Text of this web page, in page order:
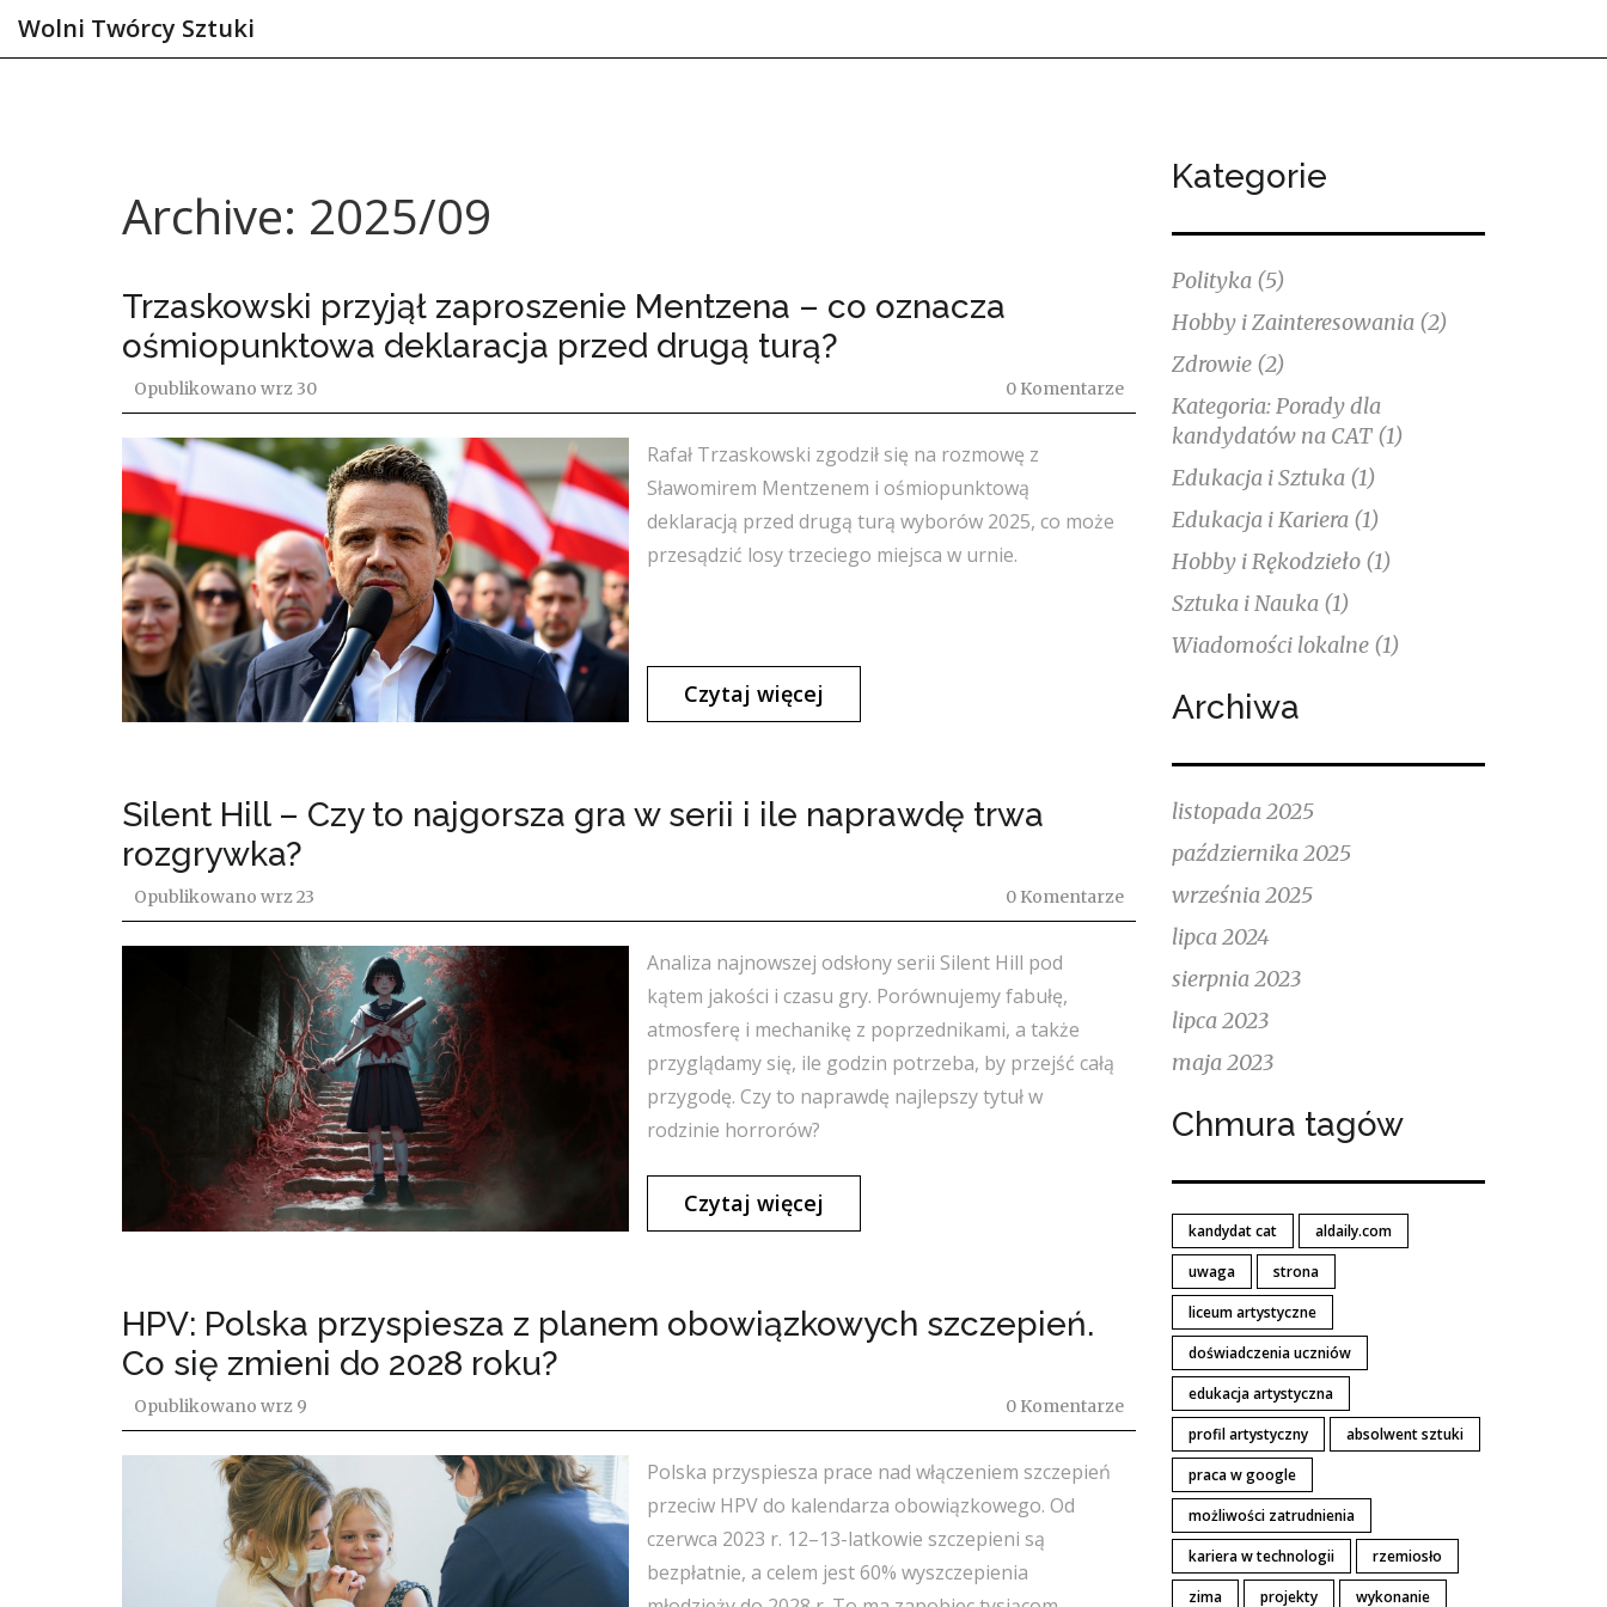
Wolni Twórcy Sztuki
Archive: 2025/09
Trzaskowski przyjął zaproszenie Mentzena – co oznacza
ośmiopunktowa deklaracja przed drugą turą?
Opublikowano wrz 30 0 Komentarze
Rafał Trzaskowski zgodził się na rozmowę z
Sławomirem Mentzenem i ośmiopunktową
deklaracją przed drugą turą wyborów 2025, co może
przesądzić losy trzeciego miejsca w urnie.
Czytaj więcej
Silent Hill – Czy to najgorsza gra w serii i ile naprawdę trwa
rozgrywka?
Opublikowano wrz 23 0 Komentarze
Analiza najnowszej odsłony serii Silent Hill pod
kątem jakości i czasu gry. Porównujemy fabułę,
atmosferę i mechanikę z poprzednikami, a także
przyglądamy się, ile godzin potrzeba, by przejść całą
przygodę. Czy to naprawdę najlepszy tytuł w
rodzinie horrorów?
Czytaj więcej
HPV: Polska przyspiesza z planem obowiązkowych szczepień.
Co się zmieni do 2028 roku?
Opublikowano wrz 9 0 Komentarze
Polska przyspiesza prace nad włączeniem szczepień
przeciw HPV do kalendarza obowiązkowego. Od
czerwca 2023 r. 12–13-latkowie szczepieni są
bezpłatnie, a celem jest 60% wyszczepienia
Kategorie
Polityka (5)
Hobby i Zainteresowania (2)
Zdrowie (2)
Kategoria: Porady dla
kandydatów na CAT (1)
Edukacja i Sztuka (1)
Edukacja i Kariera (1)
Hobby i Rękodzieło (1)
Sztuka i Nauka (1)
Wiadomości lokalne (1)
Archiwa
listopada 2025
października 2025
września 2025
lipca 2024
sierpnia 2023
lipca 2023
maja 2023
Chmura tagów
kandydat cat
aldaily.com
uwaga
strona
liceum artystyczne
doświadczenia uczniów
edukacja artystyczna
profil artystyczny
absolwent sztuki
praca w google
możliwości zatrudnienia
kariera w technologii
rzemiosło
zima
projekty wykonanie